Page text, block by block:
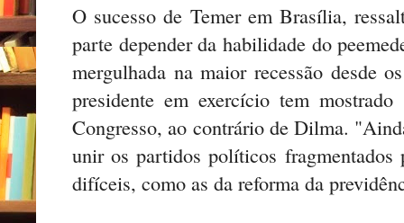
O sucesso de Temer em Brasília,
parte depender da habilidade do
mergulhada na maior recessão desde
presidente em exercício tem
Congresso, ao contrário de Dilma.
unir os partidos políticos fragmentados
difíceis, como as da reforma da